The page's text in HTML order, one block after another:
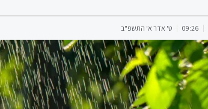
09:26 ט' אדר א' התשפ"ב